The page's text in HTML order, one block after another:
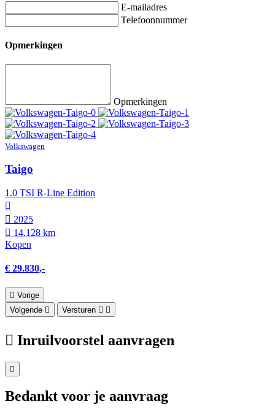
E-mailadres
Telefoonnummer
Opmerkingen
Opmerkingen
Volkswagen
Taigo
1.0 TSI R-Line Edition
2025
14.128 km
Kopen
€ 29.830,-
Vorige
Volgende
Versturen
Inruilvoorstel aanvragen
Bedankt voor je aanvraag